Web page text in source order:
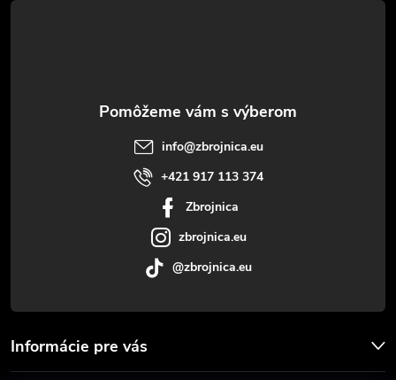
á
Informácie pre vás
info@zbrojnica.eu
+421 917 113 374
Zbrojnica
zbrojnica.eu
@zbrojnica.eu